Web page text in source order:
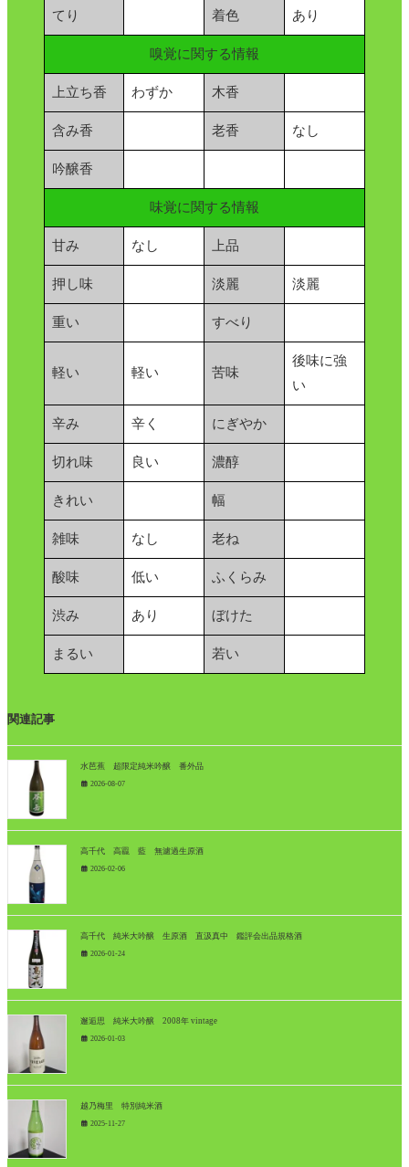
てり 着色 あり
嗅覚に関する情報
上立ち香 わずか 木香
含み香 老香 なし
吟醸香
味覚に関する情報
甘み なし 上品
押し味 淡麗 淡麗
重い すべり
軽い 軽い 苦味
後味に強
い
辛み 辛く にぎやか
切れ味 良い 濃醇
きれい 幅
雑味 なし 老ね
酸味 低い ふくらみ
渋み あり ぼけた
まるい 若い
関連記事
水芭蕉 超限定純米吟醸 番外品
2026-08-07
高千代 高龗 藍 無濾過生原酒
2026-02-06
高千代 純米大吟醸 生原酒 直汲真中 鑑評会出品規格酒
2026-01-24
邂逅思 純米大吟醸 2008年 vintage
2026-01-03
越乃梅里 特別純米酒
2025-11-27